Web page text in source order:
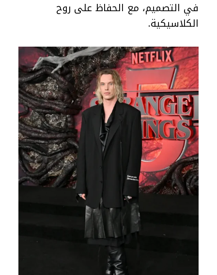
في التصميم، مع الحفاظ على روح
الكلاسيكية.